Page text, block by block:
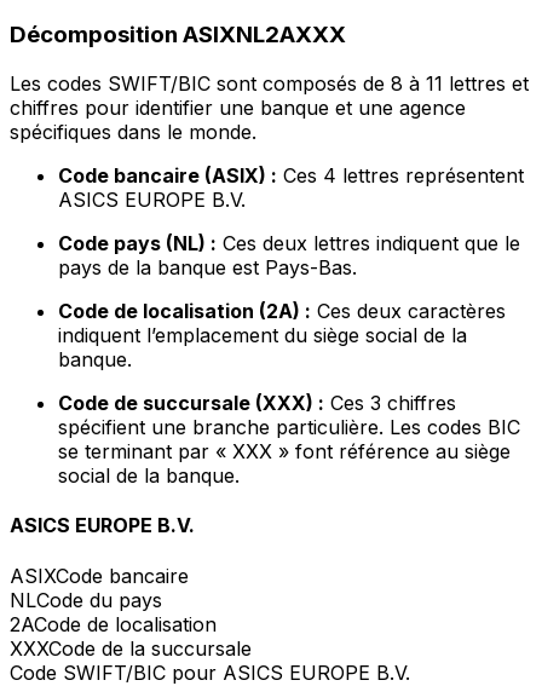
Décomposition ASIXNL2AXXX
Les codes SWIFT/BIC sont composés de 8 à 11 lettres et
chiffres pour identifier une banque et une agence
spécifiques dans le monde.
Code bancaire (ASIX) : Ces 4 lettres représentent
ASICS EUROPE B.V.
Code pays (NL) : Ces deux lettres indiquent que le
pays de la banque est Pays-Bas.
Code de localisation (2A) : Ces deux caractères
indiquent l’emplacement du siège social de la
banque.
Code de succursale (XXX) : Ces 3 chiffres
spécifient une branche particulière. Les codes BIC
se terminant par « XXX » font référence au siège
social de la banque.
ASICS EUROPE B.V.
ASIXCode bancaire
NLCode du pays
2ACode de localisation
XXXCode de la succursale
Code SWIFT/BIC pour ASICS EUROPE B.V.